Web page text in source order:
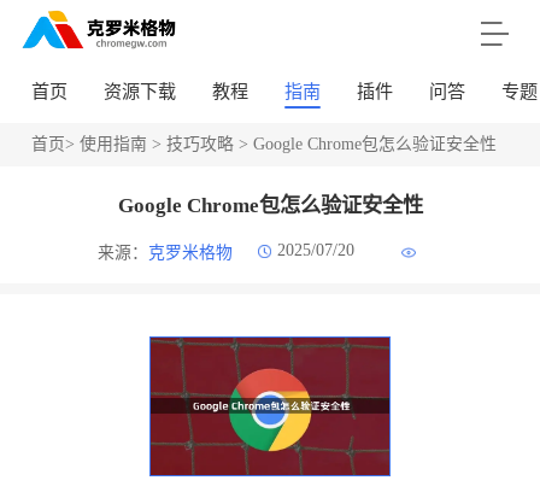
首页 资源下载 教程 指南 插件 问答 专题
首页> 使用指南 > 技巧攻略> Google Chrome包怎么验证安全性
Google Chrome包怎么验证安全性
来源： 克罗米格物 2025/07/20